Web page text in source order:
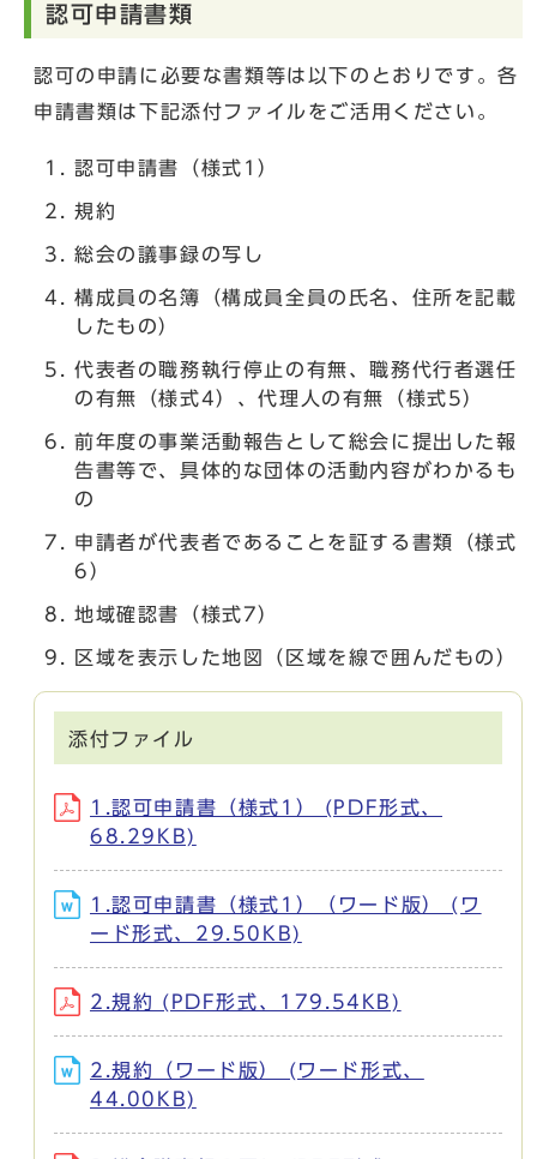
認可申請書類
認可の申請に必要な書類等は以下のとおりです。各
申請書類は下記添付ファイルをご活用ください。
認可申請書（様式1）
規約
総会の議事録の写し
構成員の名簿（構成員全員の氏名、住所を記載
したもの）
代表者の職務執行停止の有無、職務代行者選任
の有無（様式4）、代理人の有無（様式5）
前年度の事業活動報告として総会に提出した報
告書等で、具体的な団体の活動内容がわかるも
の
申請者が代表者であることを証する書類（様式
6）
地域確認書（様式7）
区域を表示した地図（区域を線で囲んだもの）
添付ファイル
1.認可申請書（様式1） (PDF形式、
68.29KB)
1.認可申請書（様式1）（ワード版） (ワ
ード形式、29.50KB)
2.規約 (PDF形式、179.54KB)
2.規約（ワード版） (ワード形式、
44.00KB)